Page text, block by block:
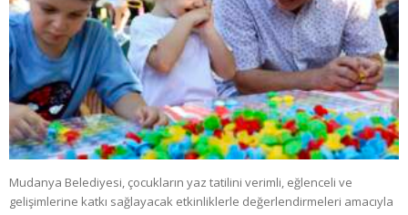
Mudanya Belediyesi, çocukların yaz tatilini verimli, eğlenceli ve
gelişimlerine katkı sağlayacak etkinliklerle değerlendirmeleri amacıyla